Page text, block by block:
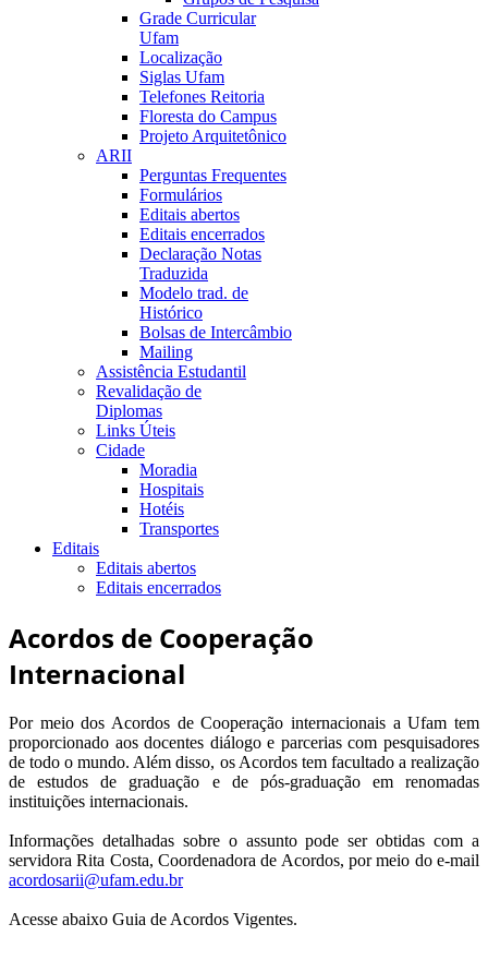
Grade Curricular
Ufam
Localização
Siglas Ufam
Telefones Reitoria
Floresta do Campus
Projeto Arquitetônico
ARII
Perguntas Frequentes
Formulários
Editais abertos
Editais encerrados
Declaração Notas
Traduzida
Modelo trad. de
Histórico
Bolsas de Intercâmbio
Mailing
Assistência Estudantil
Revalidação de
Diplomas
Links Úteis
Cidade
Moradia
Hospitais
Hotéis
Transportes
Editais
Editais abertos
Editais encerrados
Acordos de Cooperação
Internacional
Por meio dos Acordos de Cooperação internacionais a Ufam tem
proporcionado aos docentes diálogo e parcerias com pesquisadores
de todo o mundo. Além disso, os Acordos tem facultado a realização
de estudos de graduação e de pós-graduação em renomadas
instituições internacionais.
Informações detalhadas sobre o assunto pode ser obtidas com a
servidora Rita Costa, Coordenadora de Acordos, por meio do e-mail
acordosarii@ufam.edu.br
Acesse abaixo Guia de Acordos Vigentes.